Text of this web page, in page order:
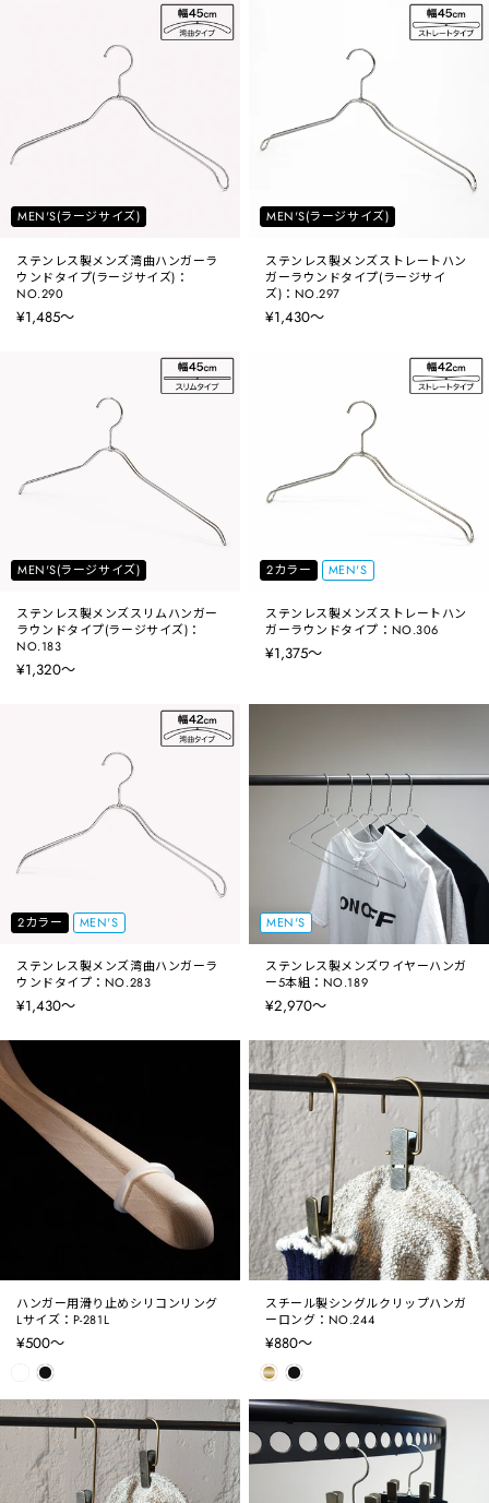
MEN'S(ラージサイズ)
ステンレス製メンズ湾曲ハンガーラ
ウンドタイプ(ラージサイズ)：
NO.290
¥1,485〜
MEN'S(ラージサイズ)
ステンレス製メンズストレートハン
ガーラウンドタイプ(ラージサイ
ズ)：NO.297
¥1,430〜
MEN'S(ラージサイズ)
ステンレス製メンズスリムハンガー
ラウンドタイプ(ラージサイズ)：
NO.183
¥1,320〜
2カラー MEN'S
ステンレス製メンズストレートハン
ガーラウンドタイプ：NO.306
¥1,375〜
2カラー MEN'S
ステンレス製メンズ湾曲ハンガーラ
ウンドタイプ：NO.283
¥1,430〜
MEN'S
ステンレス製メンズワイヤーハンガ
ー5本組：NO.189
¥2,970〜
ハンガー用滑り止めシリコンリング
Lサイズ：P-281L
¥500〜
スチール製シングルクリップハンガ
ーロング：NO.244
¥880〜